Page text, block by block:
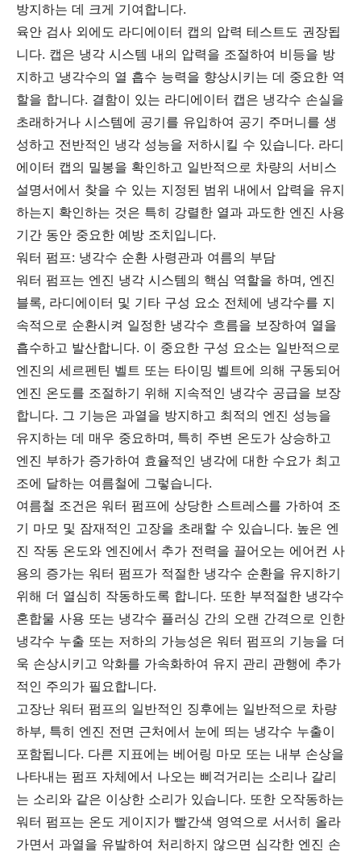
방지하는 데 크게 기여합니다.
육안 검사 외에도 라디에이터 캡의 압력 테스트도 권장됩
니다. 캡은 냉각 시스템 내의 압력을 조절하여 비등을 방
지하고 냉각수의 열 흡수 능력을 향상시키는 데 중요한 역
할을 합니다. 결함이 있는 라디에이터 캡은 냉각수 손실을
초래하거나 시스템에 공기를 유입하여 공기 주머니를 생
성하고 전반적인 냉각 성능을 저하시킬 수 있습니다. 라디
에이터 캡의 밀봉을 확인하고 일반적으로 차량의 서비스
설명서에서 찾을 수 있는 지정된 범위 내에서 압력을 유지
하는지 확인하는 것은 특히 강렬한 열과 과도한 엔진 사용
기간 동안 중요한 예방 조치입니다.
워터 펌프: 냉각수 순환 사령관과 여름의 부담
워터 펌프는 엔진 냉각 시스템의 핵심 역할을 하며, 엔진
블록, 라디에이터 및 기타 구성 요소 전체에 냉각수를 지
속적으로 순환시켜 일정한 냉각수 흐름을 보장하여 열을
흡수하고 발산합니다. 이 중요한 구성 요소는 일반적으로
엔진의 세르펜틴 벨트 또는 타이밍 벨트에 의해 구동되어
엔진 온도를 조절하기 위해 지속적인 냉각수 공급을 보장
합니다. 그 기능은 과열을 방지하고 최적의 엔진 성능을
유지하는 데 매우 중요하며, 특히 주변 온도가 상승하고
엔진 부하가 증가하여 효율적인 냉각에 대한 수요가 최고
조에 달하는 여름철에 그렇습니다.
여름철 조건은 워터 펌프에 상당한 스트레스를 가하여 조
기 마모 및 잠재적인 고장을 초래할 수 있습니다. 높은 엔
진 작동 온도와 엔진에서 추가 전력을 끌어오는 에어컨 사
용의 증가는 워터 펌프가 적절한 냉각수 순환을 유지하기
위해 더 열심히 작동하도록 합니다. 또한 부적절한 냉각수
혼합물 사용 또는 냉각수 플러싱 간의 오랜 간격으로 인한
냉각수 누출 또는 저하의 가능성은 워터 펌프의 기능을 더
욱 손상시키고 악화를 가속화하여 유지 관리 관행에 추가
적인 주의가 필요합니다.
고장난 워터 펌프의 일반적인 징후에는 일반적으로 차량
하부, 특히 엔진 전면 근처에서 눈에 띄는 냉각수 누출이
포함됩니다. 다른 지표에는 베어링 마모 또는 내부 손상을
나타내는 펌프 자체에서 나오는 삐걱거리는 소리나 갈리
는 소리와 같은 이상한 소리가 있습니다. 또한 오작동하는
워터 펌프는 온도 게이지가 빨간색 영역으로 서서히 올라
가면서 과열을 유발하여 처리하지 않으면 심각한 엔진 손